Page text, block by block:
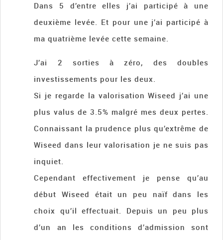
Dans 5 d’entre elles j’ai participé à une
deuxième levée. Et pour une j’ai participé à
ma quatrième levée cette semaine.
J’ai 2 sorties à zéro, des doubles
investissements pour les deux.
Si je regarde la valorisation Wiseed j’ai une
plus valus de 3.5% malgré mes deux pertes.
Connaissant la prudence plus qu’extrême de
Wiseed dans leur valorisation je ne suis pas
inquiet.
Cependant effectivement je pense qu’au
début Wiseed était un peu naïf dans les
choix qu’il effectuait. Depuis un peu plus
d’un an les conditions d’admission sont